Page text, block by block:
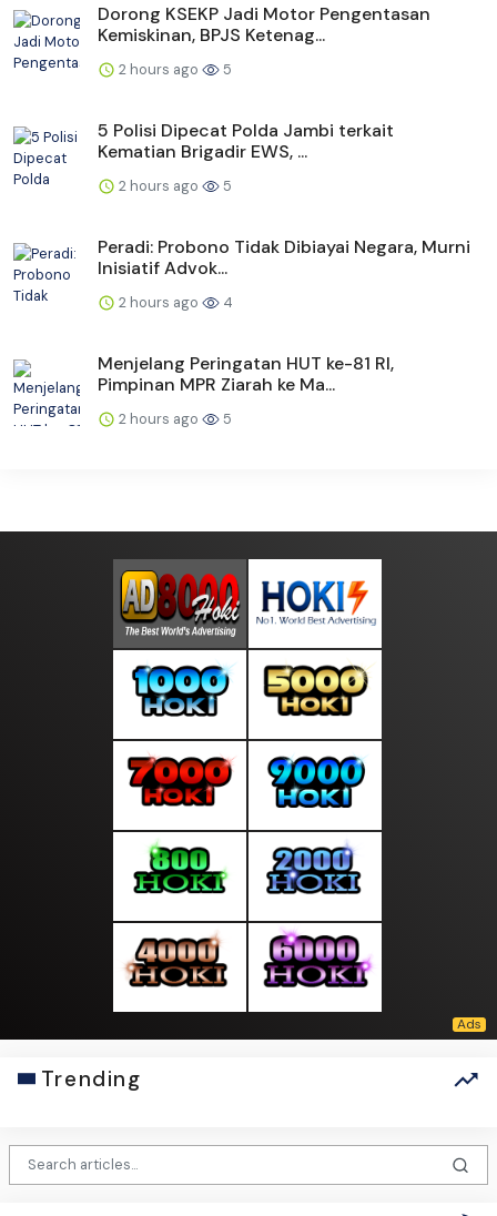
Dorong KSEKP Jadi Motor Pengentasan
Kemiskinan, BPJS Ketenag...
2 hours ago 5
5 Polisi Dipecat Polda Jambi terkait
Kematian Brigadir EWS, ...
2 hours ago 5
Peradi: Probono Tidak Dibiayai Negara, Murni
Inisiatif Advok...
2 hours ago 4
Menjelang Peringatan HUT ke-81 RI,
Pimpinan MPR Ziarah ke Ma...
2 hours ago 5
Trending